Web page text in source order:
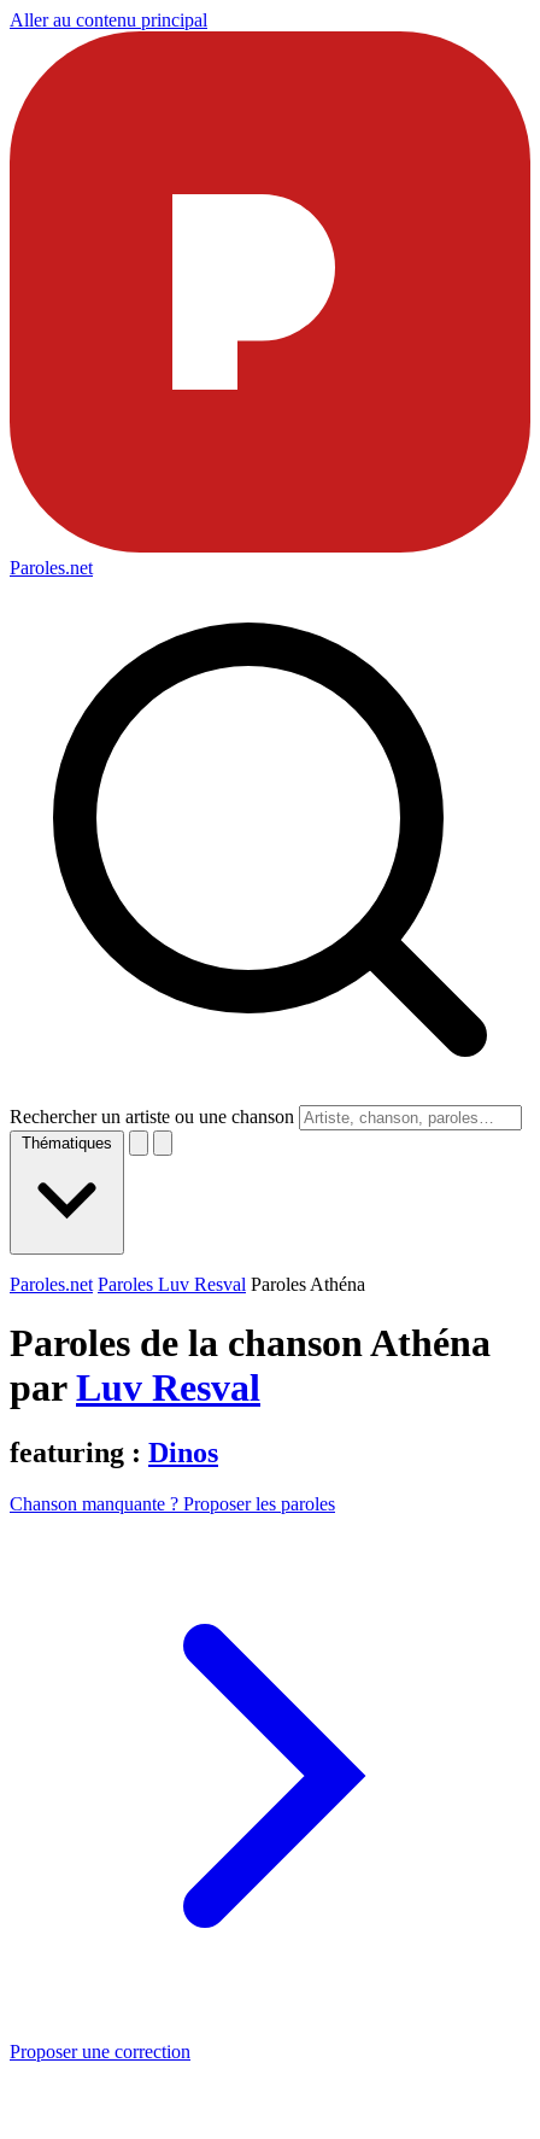
Aller au contenu principal
Paroles.net
Rechercher un artiste ou une chanson
Thématiques
Paroles.net Paroles Luv Resval Paroles Athéna
Paroles de la chanson Athéna
parLuv Resval
featuring : Dinos
Chanson manquante ? Proposer les paroles
Proposer une correction